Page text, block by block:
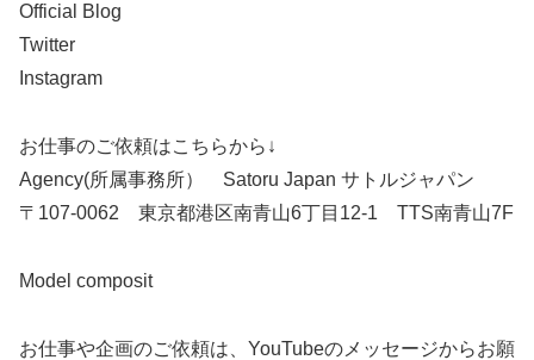
Official Blog
Twitter
Instagram
お仕事のご依頼はこちらから↓
Agency(所属事務所） Satoru Japan サトルジャパン
〒107-0062 東京都港区南青山6丁目12-1 TTS南青山7F
Model composit
お仕事や企画のご依頼は、YouTubeのメッセージからお願